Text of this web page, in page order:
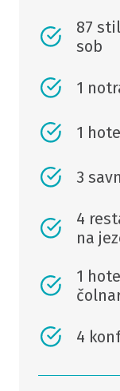
87
sob
1
1
3
4
na
1
4